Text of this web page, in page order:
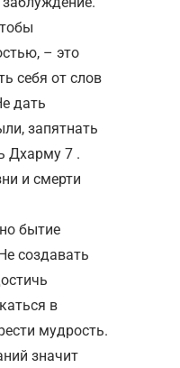
– это
себя от слов
дать
запятнать
Дхарму 7 .
и смерти
бытие
создавать
в
мудрость.
значит